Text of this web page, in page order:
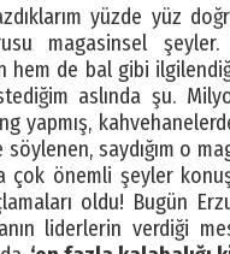
yüzde yüz
magasinsel
hem de bal gibi
aslında şu.
yapmış,
söylenen, saydığım o
çok önemli şeyler
oldu! Bugün
liderlerin verdiği